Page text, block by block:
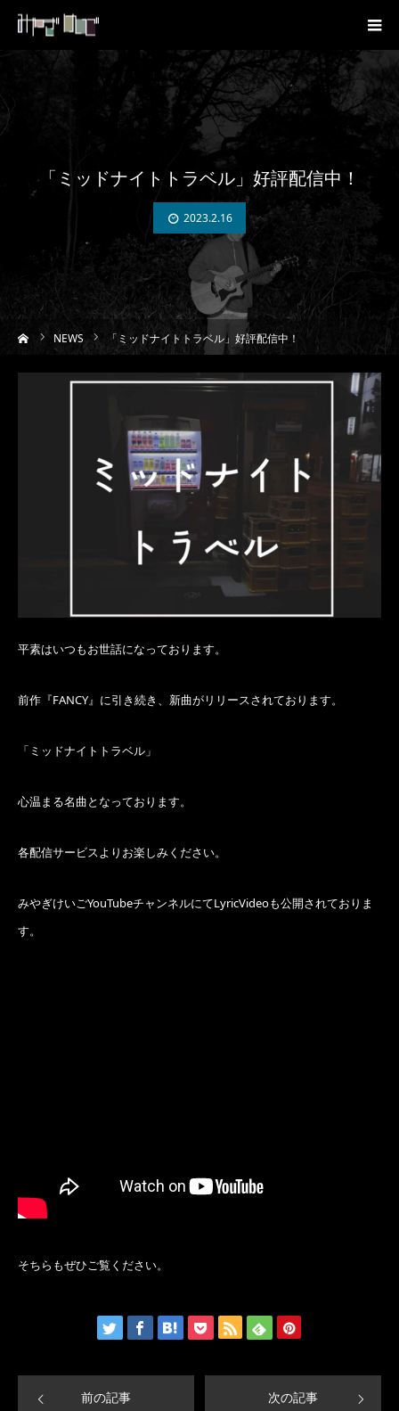
「ミッドナイトトラベル」好評配信中！
2023.2.16
NEWS 「ミッドナイトトラベル」好評配信中！
平素はいつもお世話になっております。
前作『FANCY』に引き続き、新曲がリリースされております。
「ミッドナイトトラベル」
心温まる名曲となっております。
各配信サービスよりお楽しみください。
みやぎけいごYouTubeチャンネルにてLyricVideoも公開されておりま
す。
そちらもぜひご覧ください。
前の記事 次の記事